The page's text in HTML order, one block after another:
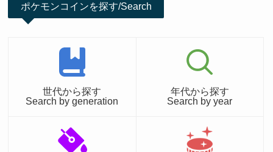
ポケモンコインを探す/Search
世代から探す
Search by generation
年代から探す
Search by year